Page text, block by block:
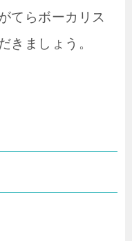
てらボーカリス
きましょう。